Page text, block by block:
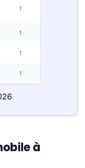
1
1
1
1
à